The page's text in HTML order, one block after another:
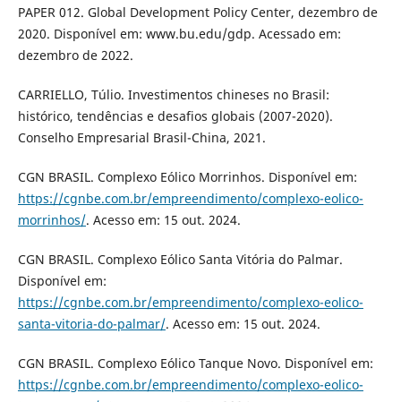
PAPER 012. Global Development Policy Center, dezembro de
2020. Disponível em: www.bu.edu/gdp. Acessado em:
dezembro de 2022.
CARRIELLO, Túlio. Investimentos chineses no Brasil:
histórico, tendências e desafios globais (2007-2020).
Conselho Empresarial Brasil-China, 2021.
CGN BRASIL. Complexo Eólico Morrinhos. Disponível em:
https://cgnbe.com.br/empreendimento/complexo-eolico-
morrinhos/. Acesso em: 15 out. 2024.
CGN BRASIL. Complexo Eólico Santa Vitória do Palmar.
Disponível em:
https://cgnbe.com.br/empreendimento/complexo-eolico-
santa-vitoria-do-palmar/. Acesso em: 15 out. 2024.
CGN BRASIL. Complexo Eólico Tanque Novo. Disponível em:
https://cgnbe.com.br/empreendimento/complexo-eolico-